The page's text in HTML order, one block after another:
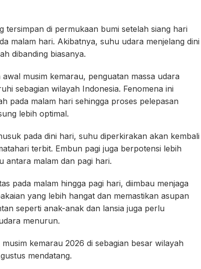
tersimpan di permukaan bumi setelah siang hari
malam hari. Akibatnya, suhu udara menjelang dini
dibanding biasanya.
musim kemarau, penguatan massa udara
sebagian wilayah Indonesia. Fenomena ini
pada malam hari sehingga proses pelepasan
lebih optimal.
pada dini hari, suhu diperkirakan akan kembali
terbit. Embun pagi juga berpotensi lebih
antara malam dan pagi hari.
pada malam hingga pagi hari, diimbau menjaga
yang lebih hangat dan memastikan asupan
seperti anak-anak dan lansia juga perlu
menurun.
kemarau 2026 di sebagian besar wilayah
mendatang.